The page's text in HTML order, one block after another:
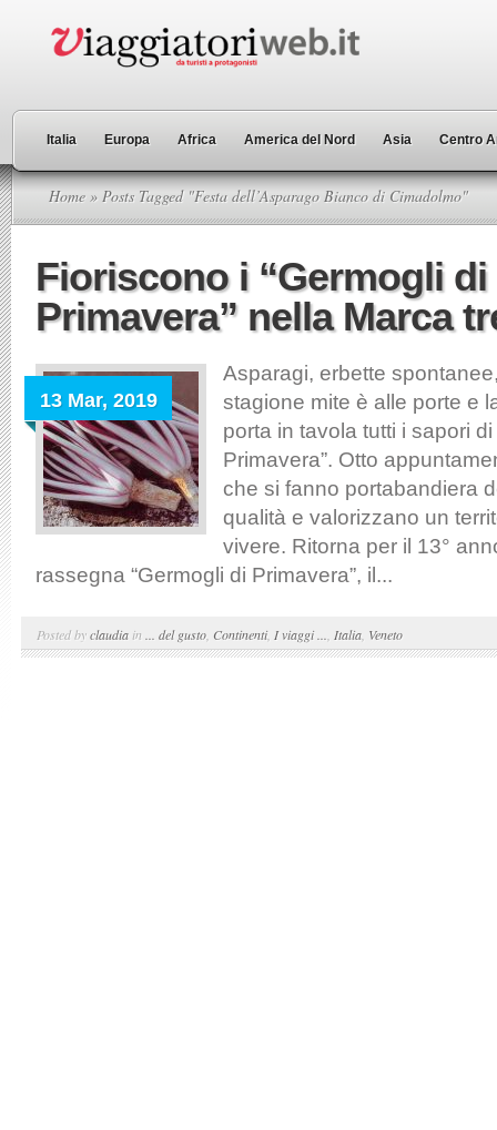
Italia Europa Africa America del Nord Asia Centro
Home » Posts Tagged "Festa dell’Asparago Bianco di Cimadolmo"
Fioriscono i “Germogli di
Primavera” nella Marca
13 Mar, 2019
Asparagi, erbette
stagione mite è alle porte e
porta in tavola tutti i sapori di
Primavera”. Otto
che si fanno portabandiera
qualità e valorizzano un
vivere. Ritorna per il 13°
rassegna “Germogli di Primavera”, il...
Posted byclaudia in ... del gusto Continenti, I viaggi ... Italia Veneto